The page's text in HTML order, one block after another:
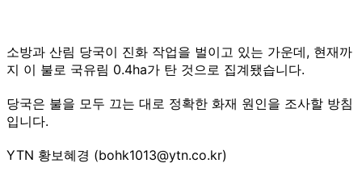
소방과 산림 당국이 진화 작업을 벌이고 있는 가운데, 현재까
지 이 불로 국유림 0.4ha가 탄 것으로 집계됐습니다.
당국은 불을 모두 끄는 대로 정확한 화재 원인을 조사할 방침
입니다.
YTN 황보혜경 (bohk1013@ytn.co.kr)